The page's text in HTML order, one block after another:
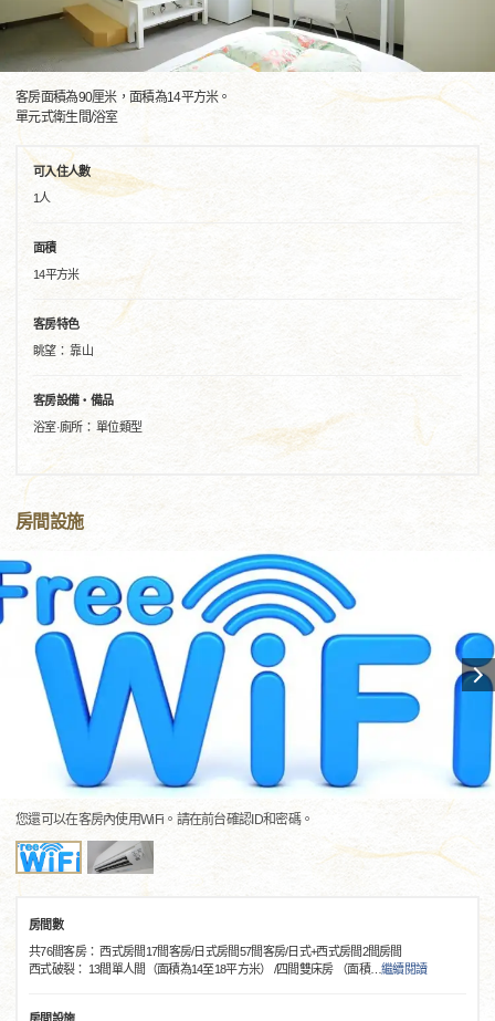
客房面積為90厘米，面積為14平方米。
單元式衛生間/浴室
可入住人數
1人
面積
14平方米
客房特色
眺望： 靠山
客房設備・備品
浴室·廁所： 單位類型
房間設施
您還可以在客房內使用WiFi。請在前台確認ID和密碼。
房間數
共76間客房： 西式房間17間客房/日式房間57間客房/日式+西式房間2間房間
西式破裂： 13間單人間（面積為14至18平方米） /四間雙床房 （面積…繼續閱讀